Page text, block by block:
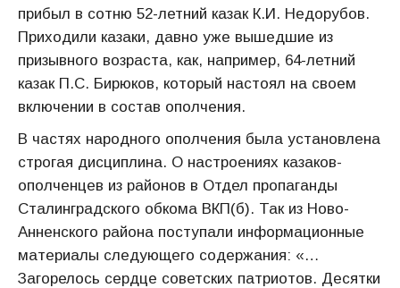
прибыл в сотню 52-летний казак К.И. Недорубов.
Приходили казаки, давно уже вышедшие из
призывного возраста, как, например, 64-летний
казак П.С. Бирюков, который настоял на своем
включении в состав ополчения.
В частях народного ополчения была установлена
строгая дисциплина. О настроениях казаков-
ополченцев из районов в Отдел пропаганды
Сталинградского обкома ВКП(б). Так из Ново-
Анненского района поступали информационные
материалы следующего содержания: «…
Загорелось сердце советских патриотов. Десятки